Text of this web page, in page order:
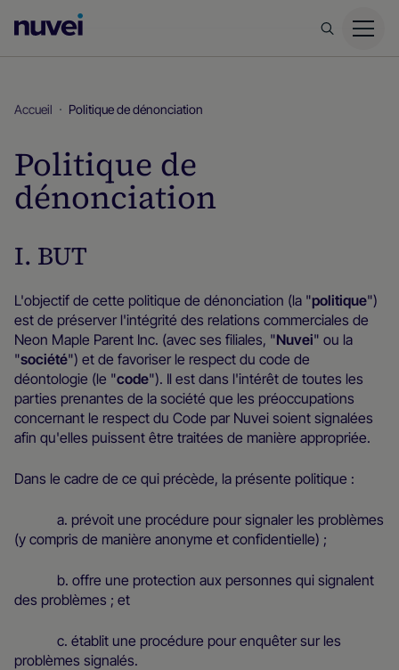
d’accueil
Accueil Politique de dénonciation
Politique de
dénonciation
I. BUT
L'objectif de cette politique de dénonciation (la "politique")
est de préserver l'intégrité des relations commerciales de
Neon Maple Parent Inc. (avec ses filiales, "Nuvei" ou la
"société") et de favoriser le respect du code de
déontologie (le "code"). Il est dans l'intérêt de toutes les
parties prenantes de la société que les préoccupations
concernant le respect du Code par Nuvei soient signalées
afin qu'elles puissent être traitées de manière appropriée.
Dans le cadre de ce qui précède, la présente politique :
a. prévoit une procédure pour signaler les problèmes
(y compris de manière anonyme et confidentielle) ;
b. offre une protection aux personnes qui signalent
des problèmes ; et
c. établit une procédure pour enquêter sur les
problèmes signalés.